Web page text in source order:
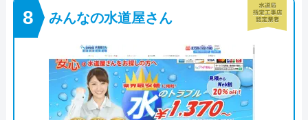
みんなの水道屋さん